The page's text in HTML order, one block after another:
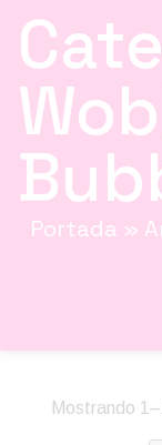
Portada »
Mostrando